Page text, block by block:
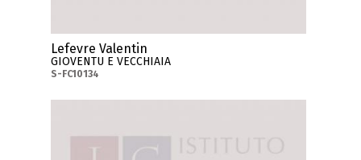
Lefevre Valentin
GIOVENTU E VECCHIAIA
S-FC10134